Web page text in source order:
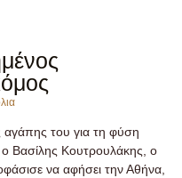
αγάπης του για τη φύση
ο Βασίλης Κουτρουλάκης, ο
να αφήσει την Αθήνα,